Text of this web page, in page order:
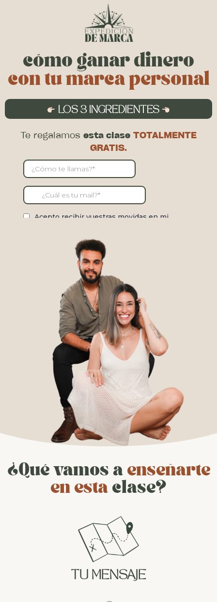
cómo ganar dinero
con tu marca personal
LOS 3 INGREDIENTES
Te regalamos esta clase TOTALMENTE
GRATIS.
¿Qué vamos aenseñarte
en esta clase?
TU MENSAJE